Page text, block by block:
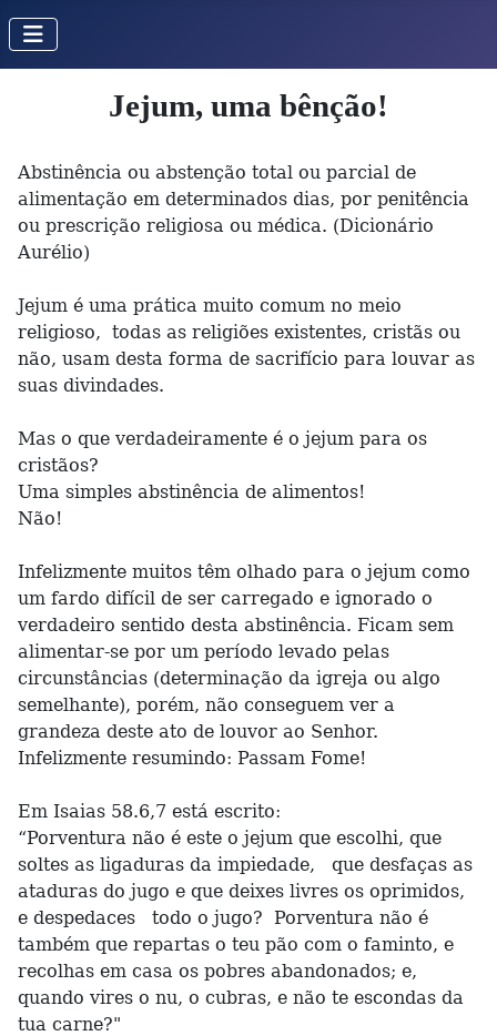
Jejum, uma bênção!
Abstinência ou abstenção total ou parcial de
alimentação em determinados dias, por penitência
ou prescrição religiosa ou médica. (Dicionário
Aurélio)
Jejum é uma prática muito comum no meio
religioso, todas as religiões existentes, cristãs ou
não, usam desta forma de sacrifício para louvar as
suas divindades.
Mas o que verdadeiramente é o jejum para os
cristãos?
Uma simples abstinência de alimentos!
Não!
Infelizmente muitos têm olhado para o jejum como
um fardo difícil de ser carregado e ignorado o
verdadeiro sentido desta abstinência. Ficam sem
alimentar-se por um período levado pelas
circunstâncias (determinação da igreja ou algo
semelhante), porém, não conseguem ver a
grandeza deste ato de louvor ao Senhor.
Infelizmente resumindo: Passam Fome!
Em Isaias 58.6,7 está escrito:
“Porventura não é este o jejum que escolhi, que
soltes as ligaduras da impiedade, que desfaças as
ataduras do jugo e que deixes livres os oprimidos,
e despedaces todo o jugo? Porventura não é
também que repartas o teu pão com o faminto, e
recolhas em casa os pobres abandonados; e,
quando vires o nu, o cubras, e não te escondas da
tua carne?"